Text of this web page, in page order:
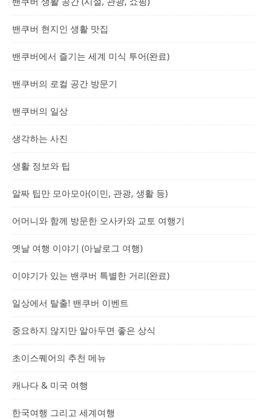
밴쿠버 현지인 생활 맛집
밴쿠버에서 즐기는 세계 미식 투어(완료)
밴쿠버의 로컬 공간 방문기
밴쿠버의 일상
생각하는 사진
생활 정보와 팁
알짜 팁만 모아모아(이민, 관광, 생활 등)
어머니와 함께 방문한 오사카와 교토 여행기
옛날 여행 이야기 (아날로그 여행)
이야기가 있는 밴쿠버 특별한 거리(완료)
일상에서 탈출! 밴쿠버 이벤트
중요하지 않지만 알아두면 좋은 상식
초이스퀘어의 추천 메뉴
캐나다 & 미국 여행
한국여행 그리고 세계여행